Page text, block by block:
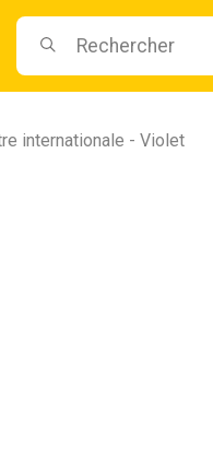
internationale - Violet